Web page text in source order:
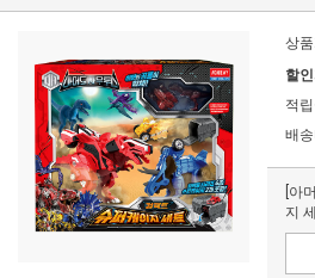
상
할
적
배송
[아
지